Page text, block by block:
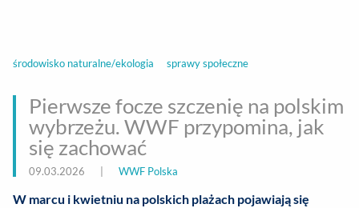
środowisko naturalne/ekologia sprawy społeczne
Pierwsze focze szczenię na polskim
wybrzeżu. WWF przypomina, jak
się zachować
09.03.2026 WWF Polska
W marcu i kwietniu na polskich plażach pojawiają się